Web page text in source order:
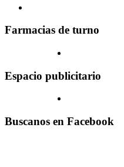
Farmacias de turno
Espacio publicitario
Buscanos en Facebook